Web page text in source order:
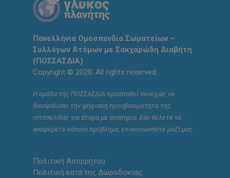
Πανελλήνια Ομοσπονδία Σωματείων –
Συλλόγων Ατόμων με Σακχαρώδη Διαβήτη
(ΠΟΣΣΑΣΔΙΑ)
Copyright © 2020. All rights reserved.
Η ομάδα της ΠΟΣΣΑΣΔΙΑ προσπαθεί συνεχώς να
διασφαλίσει την ψηφιακή προσβασιμότητα της
ιστοσελίδας για άτομα με αναπηρία. Εάν θέλετε να
αναφέρετε κάποιο πρόβλημα, επικοινωνήστε μαζί μας.
Πολιτική Απορρήτου
Πολιτική κατά της Δωροδοκίας